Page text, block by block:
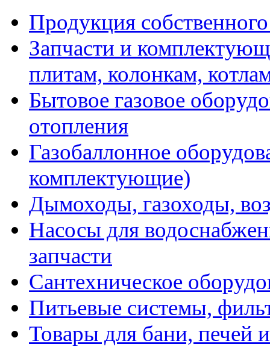
Продукция
Запчасти и
плитам, колонкам,
Бытовое газовое
отопления
Газобаллонное
комплектующие)
Дымоходы, газоходы,
Насосы для
запчасти
Сантехническое
Питьевые системы,
Товары для бани, печей